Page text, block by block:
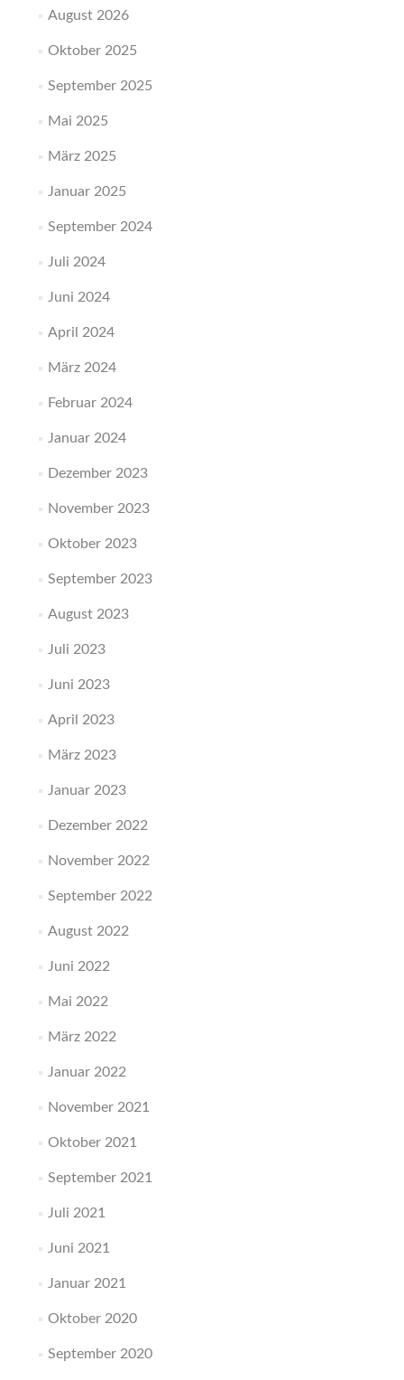
August 2026
Oktober 2025
September 2025
Mai 2025
März 2025
Januar 2025
September 2024
Juli 2024
Juni 2024
April 2024
März 2024
Februar 2024
Januar 2024
Dezember 2023
November 2023
Oktober 2023
September 2023
August 2023
Juli 2023
Juni 2023
April 2023
März 2023
Januar 2023
Dezember 2022
November 2022
September 2022
August 2022
Juni 2022
Mai 2022
März 2022
Januar 2022
November 2021
Oktober 2021
September 2021
Juli 2021
Juni 2021
Januar 2021
Oktober 2020
September 2020